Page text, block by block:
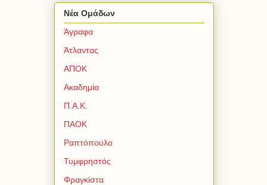
Νέα Ομάδων
Άγραφα
Άτλαντας
ΑΠΟΚ
Ακαδημία
Π.Α.Κ.
ΠΑΟΚ
Ραπτόπουλο
Τυμφρηστός
Φραγκίστα